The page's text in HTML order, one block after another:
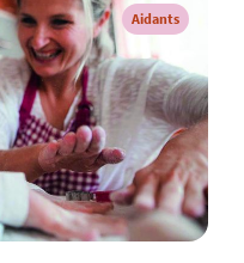
Aidants